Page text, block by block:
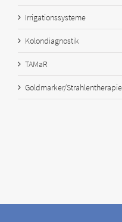
Irrigationssysteme
Kolondiagnostik
TAMaR
Goldmarker/Strahlentherapie